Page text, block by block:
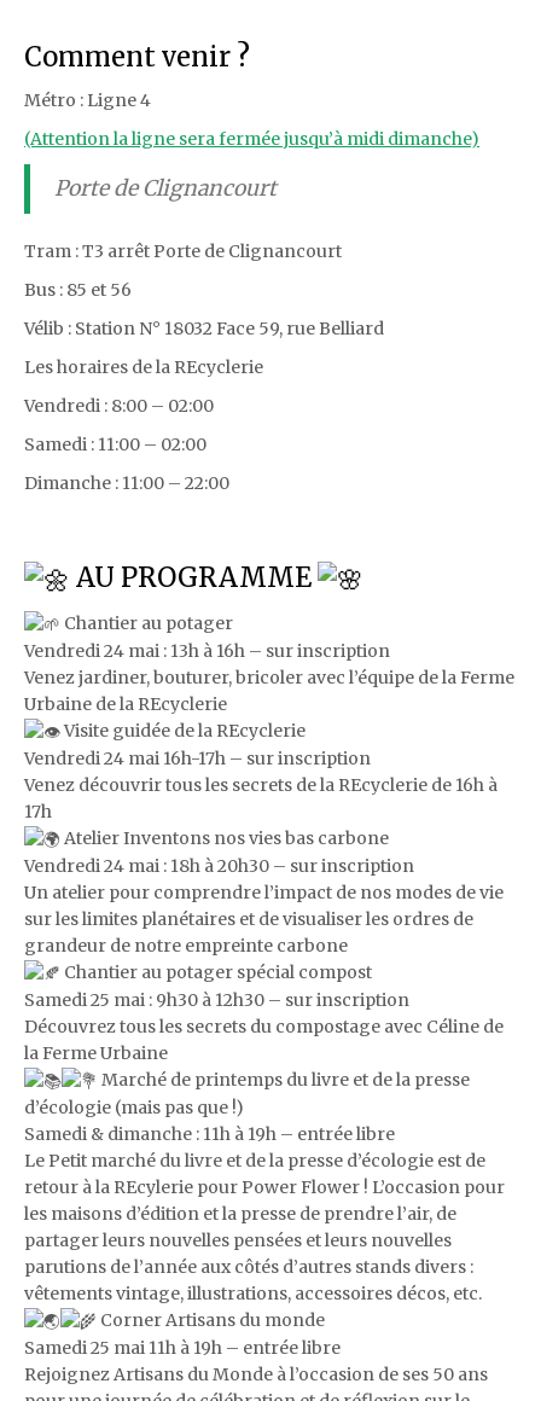
Comment venir ?
Métro : Ligne 4
(Attention la ligne sera fermée jusqu’à midi dimanche)
Porte de Clignancourt
Tram : T3 arrêt Porte de Clignancourt
Bus : 85 et 56
Vélib : Station N° 18032 Face 59, rue Belliard
Les horaires de la REcyclerie
Vendredi : 8:00 – 02:00
Samedi : 11:00 – 02:00
Dimanche : 11:00 – 22:00
AU PROGRAMME
Chantier au potager
Vendredi 24 mai : 13h à 16h – sur inscription
Venez jardiner, bouturer, bricoler avec l’équipe de la Ferme
Urbaine de la REcyclerie
Visite guidée de la REcyclerie
Vendredi 24 mai 16h-17h – sur inscription
Venez découvrir tous les secrets de la REcyclerie de 16h à
17h
Atelier Inventons nos vies bas carbone
Vendredi 24 mai : 18h à 20h30 – sur inscription
Un atelier pour comprendre l’impact de nos modes de vie
sur les limites planétaires et de visualiser les ordres de
grandeur de notre empreinte carbone
Chantier au potager spécial compost
Samedi 25 mai : 9h30 à 12h30 – sur inscription
Découvrez tous les secrets du compostage avec Céline de
la Ferme Urbaine
Marché de printemps du livre et de la presse
d’écologie (mais pas que !)
Samedi & dimanche : 11h à 19h – entrée libre
Le Petit marché du livre et de la presse d’écologie est de
retour à la REcylerie pour Power Flower ! L’occasion pour
les maisons d’édition et la presse de prendre l’air, de
partager leurs nouvelles pensées et leurs nouvelles
parutions de l’année aux côtés d’autres stands divers :
vêtements vintage, illustrations, accessoires décos, etc.
Corner Artisans du monde
Samedi 25 mai 11h à 19h – entrée libre
Rejoignez Artisans du Monde à l’occasion de ses 50 ans